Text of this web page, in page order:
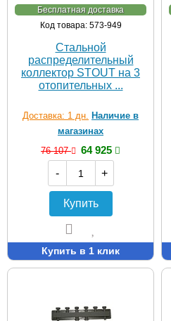
Бесплатная доставка
Код товара: 573-949
Стальной
распределительный
коллектор STOUT на 3
отопительных ...
Доставка: 1 дн. Наличие в
магазинах
76 107
64 925
-
+
Купить
Купить в 1 клик